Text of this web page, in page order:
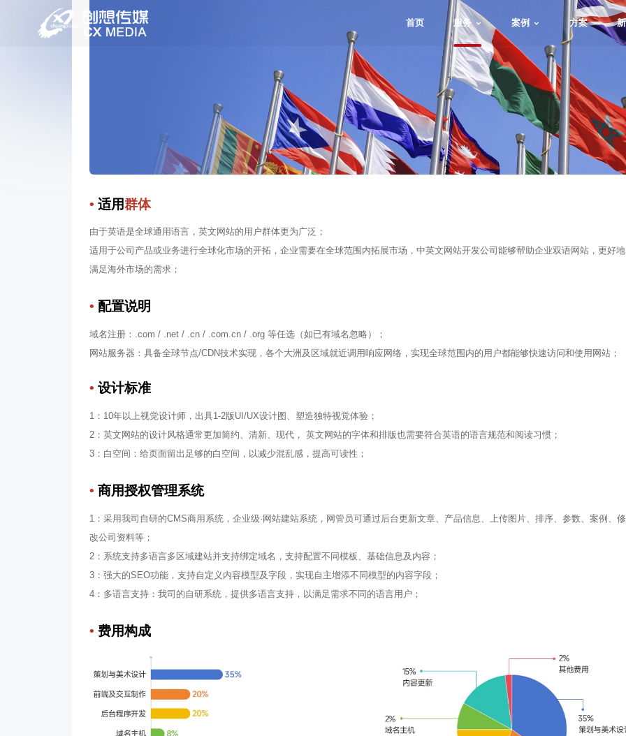
首页 服务 案例 方案
海外国际站建设
• 适用群体
由于英语是全球通用语言，英文网站的用户群体更为广泛；
适用于公司产品或业务进行全球化市场的开拓，企业需要在全球范围内拓展市场，中英文网站开发公司能够帮助企业双语网站，更好地
满足海外市场的需求；
• 配置说明
域名注册：.com / .net / .cn / .com.cn / .org 等任选（如已有域名忽略）；
网站服务器：具备全球节点/CDN技术实现，各个大洲及区域就近调用响应网络，实现全球范围内的用户都能够快速访问和使用网站；
• 设计标准
1：10年以上视觉设计师，出具1-2版UI/UX设计图、塑造独特视觉体验；
2：英文网站的设计风格通常更加简约、清新、现代， 英文网站的字体和排版也需要符合英语的语言规范和阅读习惯；
3：白空间：给页面留出足够的白空间，以减少混乱感，提高可读性；
• 商用授权管理系统
1：采用我司自研的CMS商用系统，企业级·网站建站系统，网管员可通过后台更新文章、产品信息、上传图片、排序、参数、案例、修
改公司资料等；
2：系统支持多语言多区域建站并支持绑定域名，支持配置不同模板、基础信息及内容；
3：强大的SEO功能，支持自定义内容模型及字段，实现自主增添不同模型的内容字段；
4：多语言支持：我司的自研系统，提供多语言支持，以满足需求不同的语言用户；
• 费用构成